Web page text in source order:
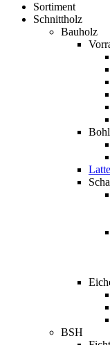
Sortiment
Schnittholz
Bauholz
BSH